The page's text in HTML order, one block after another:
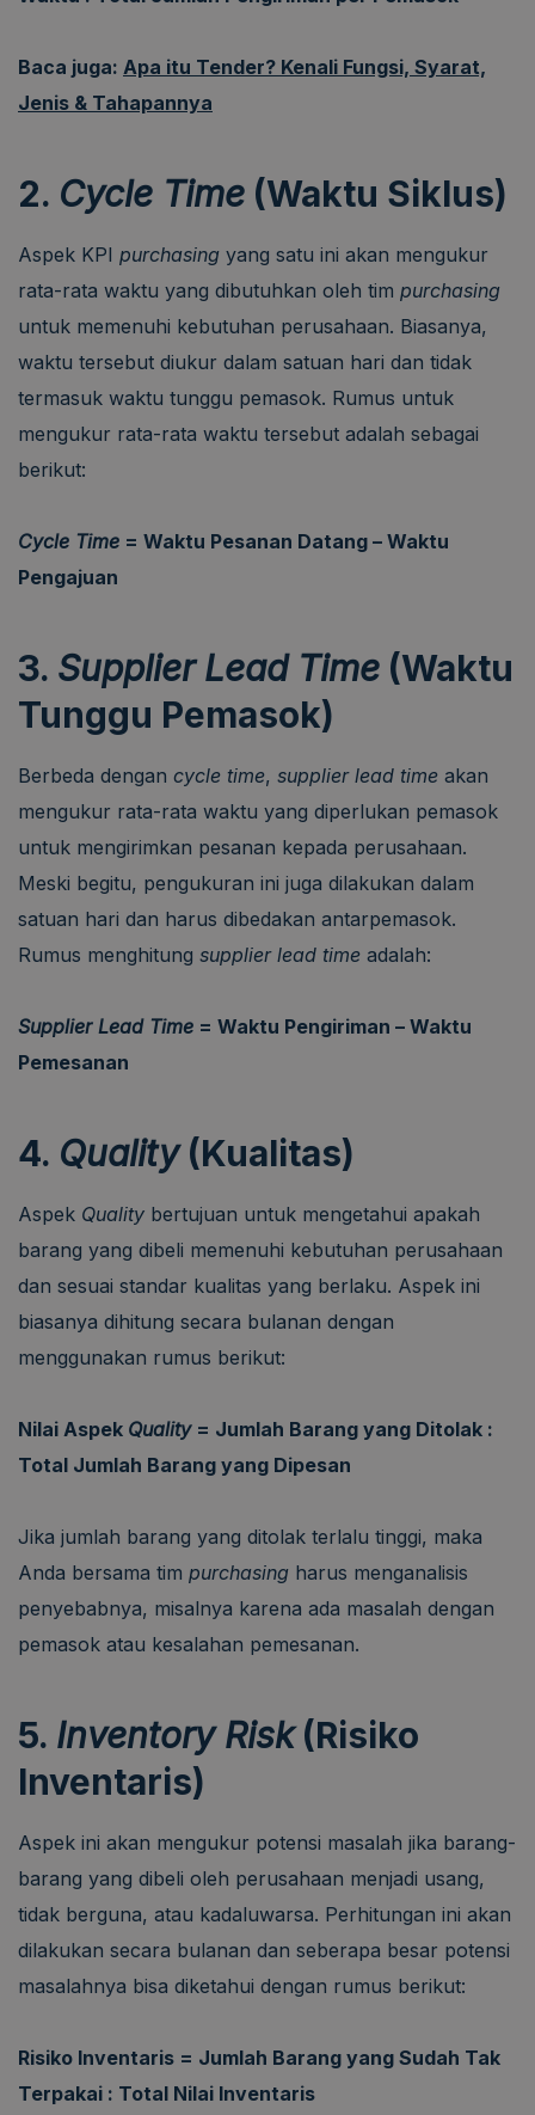
Baca juga: Apa itu Tender? Kenali Fungsi, Syarat,
Jenis & Tahapannya
2. Cycle Time (Waktu Siklus)
Aspek KPI purchasing yang satu ini akan mengukur
rata-rata waktu yang dibutuhkan oleh tim purchasing
untuk memenuhi kebutuhan perusahaan. Biasanya,
waktu tersebut diukur dalam satuan hari dan tidak
termasuk waktu tunggu pemasok. Rumus untuk
mengukur rata-rata waktu tersebut adalah sebagai
berikut:
Cycle Time = Waktu Pesanan Datang – Waktu
Pengajuan
3. Supplier Lead Time (Waktu
Tunggu Pemasok)
Berbeda dengan cycle time, supplier lead time akan
mengukur rata-rata waktu yang diperlukan pemasok
untuk mengirimkan pesanan kepada perusahaan.
Meski begitu, pengukuran ini juga dilakukan dalam
satuan hari dan harus dibedakan antarpemasok.
Rumus menghitung supplier lead time adalah:
Supplier Lead Time = Waktu Pengiriman – Waktu
Pemesanan
4. Quality(Kualitas)
Aspek Quality bertujuan untuk mengetahui apakah
barang yang dibeli memenuhi kebutuhan perusahaan
dan sesuai standar kualitas yang berlaku. Aspek ini
biasanya dihitung secara bulanan dengan
menggunakan rumus berikut:
Nilai Aspek Quality= Jumlah Barang yang Ditolak :
Total Jumlah Barang yang Dipesan
Jika jumlah barang yang ditolak terlalu tinggi, maka
Anda bersama tim purchasing harus menganalisis
penyebabnya, misalnya karena ada masalah dengan
pemasok atau kesalahan pemesanan.
5. Inventory Risk(Risiko
Inventaris)
Aspek ini akan mengukur potensi masalah jika barang-
barang yang dibeli oleh perusahaan menjadi usang,
tidak berguna, atau kadaluwarsa. Perhitungan ini akan
dilakukan secara bulanan dan seberapa besar potensi
masalahnya bisa diketahui dengan rumus berikut:
Risiko Inventaris = Jumlah Barang yang Sudah Tak
Terpakai : Total Nilai Inventaris